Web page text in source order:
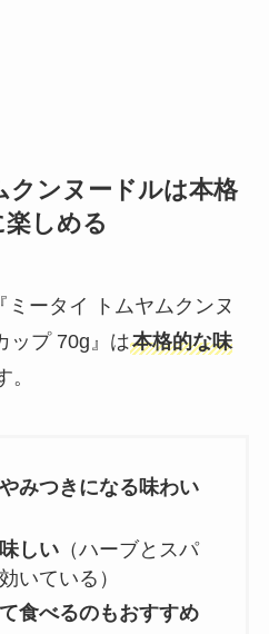
クンヌードルは本格
しめる
ータイ トムヤムクンヌ
ップ 70g』は本格的な味
みつきになる味わい
しい （ハーブとスパ
いている）
食べるのもおすすめ